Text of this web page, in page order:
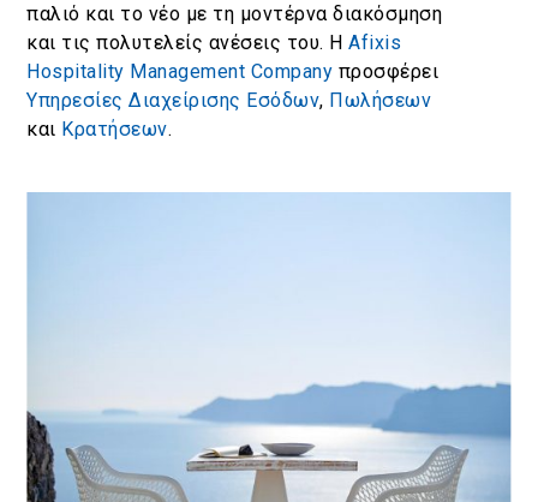
παλιό και το νέο με τη μοντέρνα διακόσμηση
και τις πολυτελείς ανέσεις του. ΗAfixis
Hospitality Management Company προσφέρει
Υπηρεσίες Διαχείρισης Εσόδων, Πωλήσεων
και Κρατήσεων.